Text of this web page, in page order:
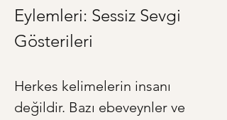
Eylemleri: Sessiz Sevgi
Gösterileri
Herkes kelimelerin insanı
değildir. Bazı ebeveynler ve